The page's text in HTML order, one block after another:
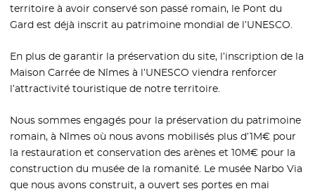
territoire à avoir conservé son passé romain, le Pont du
Gard est déjà inscrit au patrimoine mondial de l’UNESCO.
En plus de garantir la préservation du site, l’inscription de la
Maison Carrée de Nîmes à l’UNESCO viendra renforcer
l’attractivité touristique de notre territoire.
Nous sommes engagés pour la préservation du patrimoine
romain, à Nîmes où nous avons mobilisés plus d’1M€ pour
la restauration et conservation des arènes et 10M€ pour la
construction du musée de la romanité. Le musée Narbo Via
que nous avons construit, a ouvert ses portes en mai